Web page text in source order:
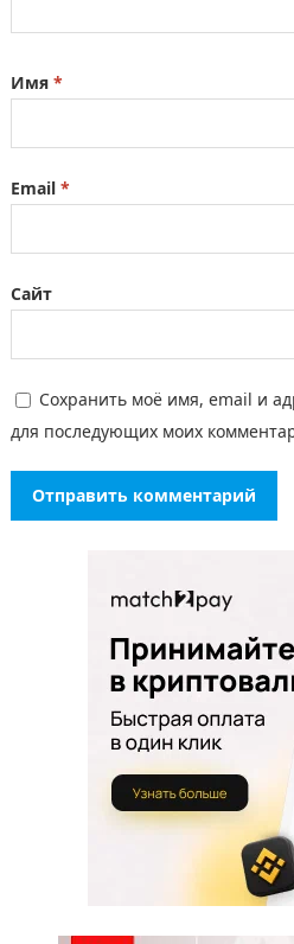
Имя *
Email *
Сайт
Сохранить моё имя, email и
для последующих моих